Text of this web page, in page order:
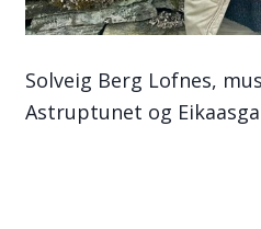
Solveig Berg Lofnes,
Astruptunet og